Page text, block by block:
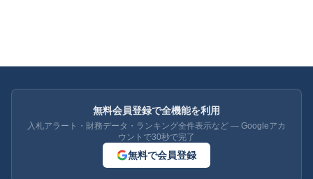
無料会員登録で全機能を利用
入札アラート・財務データ・ランキング全件表示など — Googleアカ
ウントで30秒で完了
無料で会員登録